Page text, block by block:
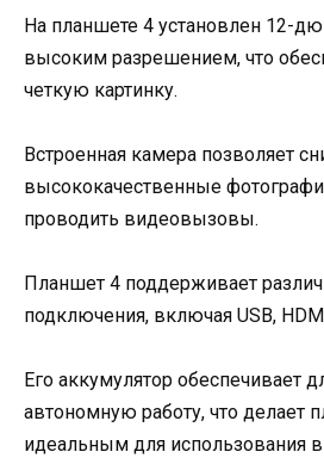
На планшете 4 установлен 12-
высоким разрешением, что
четкую картинку.
Встроенная камера позволяет
высококачественные
проводить видеовызовы.
Планшет 4 поддерживает
подключения, включая USB,
Его аккумулятор обеспечивает
автономную работу, что делает
идеальным для использования